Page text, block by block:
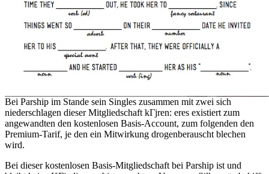
Bei Parship im Stande sein Singles zusammen mit zwei sich
niederschlagen dieser Mitgliedschaft kГјren: eres existiert zum
angewandten den kostenlosen Basis-Account, zum folgenden den
Premium-Tarif, je den ein Mitwirkung drogenberauscht blechen
wird.
Bei dieser kostenlosen Basis-Mitgliedschaft bei Parship ist und